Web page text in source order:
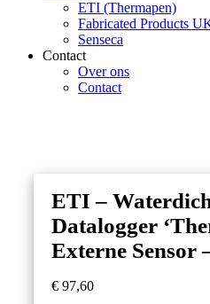
ETI (Thermapen)
Fabricated Products
Senseca
Contact
Over ons
Contact
ETI –
Datalogger
Externe Sensor
€ 97,60